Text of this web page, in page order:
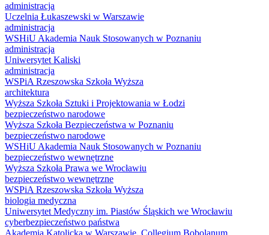
administracja
Uczelnia Łukaszewski w Warszawie
administracja
WSHiU Akademia Nauk Stosowanych w Poznaniu
administracja
Uniwersytet Kaliski
administracja
WSPiA Rzeszowska Szkoła Wyższa
architektura
Wyższa Szkoła Sztuki i Projektowania w Łodzi
bezpieczeństwo narodowe
Wyższa Szkoła Bezpieczeństwa w Poznaniu
bezpieczeństwo narodowe
WSHiU Akademia Nauk Stosowanych w Poznaniu
bezpieczeństwo wewnętrzne
Wyższa Szkoła Prawa we Wrocławiu
bezpieczeństwo wewnętrzne
WSPiA Rzeszowska Szkoła Wyższa
biologia medyczna
Uniwersytet Medyczny im. Piastów Śląskich we Wrocławiu
cyberbezpieczeństwo państwa